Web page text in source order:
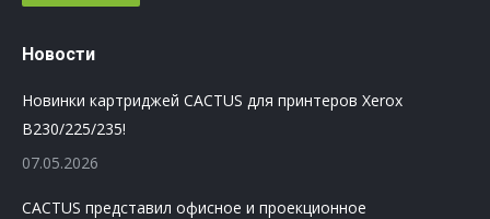
Новости
Новинки картриджей CACTUS для принтеров Xerox
B230/225/235!
07.05.2026
CACTUS представил офисное и проекционное